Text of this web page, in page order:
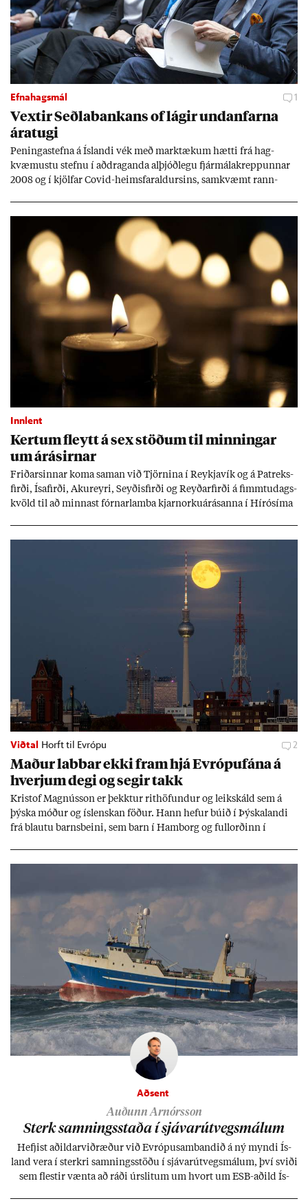
Efnahagsmál 1
Vext­ir Seðla­bank­ans of lág­ir und­an­farna
ára­tugi
Pen­inga­stefna á Ís­landi vék með mark­tæk­um hætti frá hag­
kvæm­ustu stefnu í að­drag­anda al­þjóð­legu fjár­málakrepp­unn­ar
2008 og í kjöl­far Covid-heims­far­ald­urs­ins, sam­kvæmt rann­
Innlent
Kert­um fleytt á sex stöð­um til minn­ing­ar
um árás­irn­ar
Frið­arsinn­ar koma sam­an við Tjörn­ina í Reykja­vík og á Pat­reks­
firði, Ísa­firði, Ak­ur­eyri, Seyð­is­firði og Reyð­ar­firði á fimmtu­dags­
kvöld til að minn­ast fórn­ar­lamba kjarn­orku­árás­anna í Hírósíma
Viðtal Horft til Evrópu 2
Mað­ur labb­ar ekki fram hjá Evr­ópuf­ána á
hverj­um degi og seg­ir takk
Kri­stof Magnús­son er þekkt­ur rit­höf­und­ur og leik­skáld sem á
þýska móð­ur og ís­lensk­an föð­ur. Hann hef­ur bú­ið í Þýskalandi
frá blautu barns­beini, sem barn í Ham­borg og full­orð­inn í
Aðsent
Auðunn Arnórsson
Sterk samn­ings­staða í sjáv­ar­út­vegs­mál­um
Hefj­ist að­ild­ar­við­ræð­ur við Evr­ópu­sam­band­ið á ný myndi Ís­
land vera í sterkri samn­ings­stöðu í sjáv­ar­út­vegs­mál­um, því sviði
sem flest­ir vænta að ráði úr­slit­um um hvort um ESB-að­ild Ís­